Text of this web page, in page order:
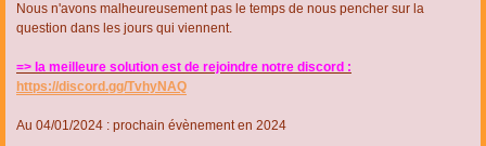
Nous n'avons malheureusement pas le temps de nous pencher sur la
question dans les jours qui viennent.
=> la meilleure solution est de rejoindre notre discord :
https://discord.gg/TvhyNAQ
Au 04/01/2024 : prochain évènement en 2024